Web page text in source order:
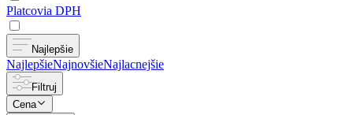
Platcovia DPH
Najlepšie
NajlepšieNajnovšieNajlacnejšie
Filtruj
Cena